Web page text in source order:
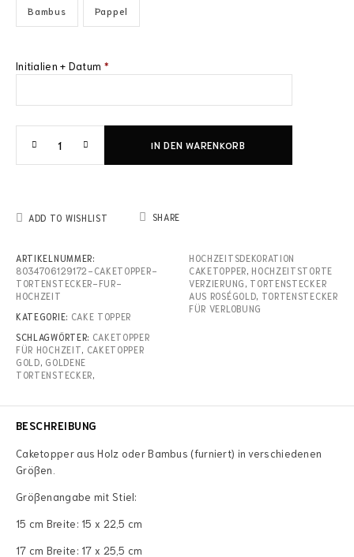
Bambus Pappel
Initialien + Datum *
IN DEN WARENKORB
ADD TO WISHLIST SHARE
ARTIKELNUMMER:
8034706129172-CAKETOPPER-
TORTENSTECKER-FUR-
HOCHZEIT
KATEGORIE: CAKE TOPPER
SCHLAGWÖRTER: CAKETOPPER
FÜR HOCHZEIT, CAKETOPPER
GOLD, GOLDENE
TORTENSTECKER,
HOCHZEITSDEKORATION
CAKETOPPER, HOCHZEITSTORTE
VERZIERUNG , TORTENSTECKER
AUS ROSÉGOLD, TORTENSTECKER
FÜR VERLOBUNG
BESCHREIBUNG
Caketopper aus Holz oder Bambus (furniert) in verschiedenen
Größen.
Größenangabe mit Stiel:
15 cm Breite: 15 x 22,5 cm
17 cm Breite: 17 x 25,5 cm